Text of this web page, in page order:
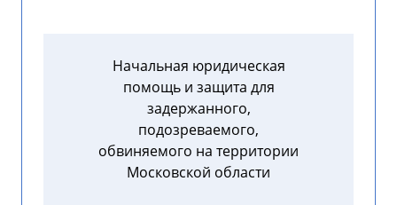
Начальная юридическая
помощь и защита для
задержанного,
подозреваемого,
обвиняемого на территории
Московской области